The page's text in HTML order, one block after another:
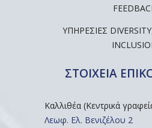
ΥΠΗΡΕΣΊΕΣ
ΣΤΟΙΧΕΙΑ
Καλλιθέα (Κεντρικά
Λεωφ. Ελ. Βενιζέλου 2